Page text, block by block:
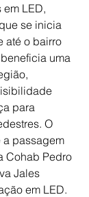
LED,
se inicia
até o bairro
uma
para
O
passagem
Cohab Pedro
Jales
em LED.